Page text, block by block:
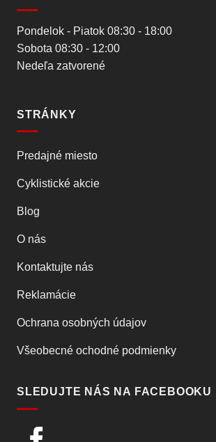
Pondelok - Piatok 08:30 - 18:00
Sobota 08:30 - 12:00
Nedeľa zatvorené
STRÁNKY
Predajné miesto
Cyklistické akcie
Blog
O nás
Kontaktujte nás
Reklamácie
Ochrana osobných údajov
Všeobecné ochodné podmienky
SLEDUJTE NÁS NA FACEBOOKU